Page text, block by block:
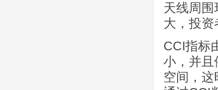
天线周
大，投
CCI指标
小，并且
空间，